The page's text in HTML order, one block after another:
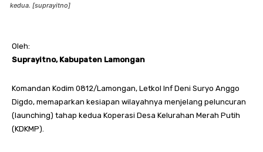
kedua. [suprayitno]
Oleh:
Suprayitno, Kabupaten Lamongan
Komandan Kodim 0812/Lamongan, Letkol Inf Deni Suryo Anggo
Digdo, memaparkan kesiapan wilayahnya menjelang peluncuran
(launching) tahap kedua Koperasi Desa Kelurahan Merah Putih
(KDKMP).